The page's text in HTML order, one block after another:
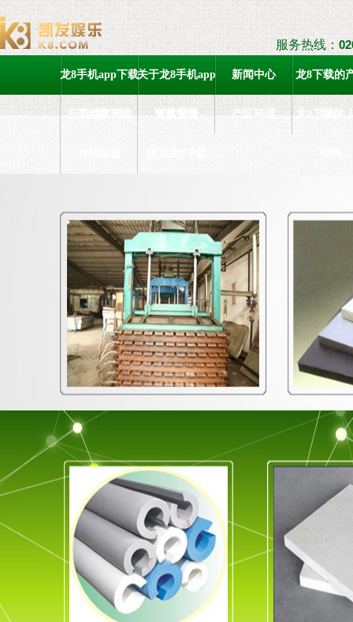
服务热线：
龙8手机app下载
安装-龙8下载
关于龙8手机app
下载安装
新闻中心 龙8下载的
中心
工程案例 资质荣誉 产区环境 龙8下载的